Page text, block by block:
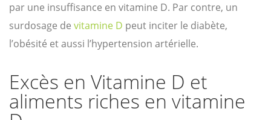
par une insuffisance en vitamine D. Par contre, un
surdosage de vitamine D peut inciter le diabète,
l’obésité et aussi l’hypertension artérielle.
Excès en Vitamine D et
aliments riches en vitamine